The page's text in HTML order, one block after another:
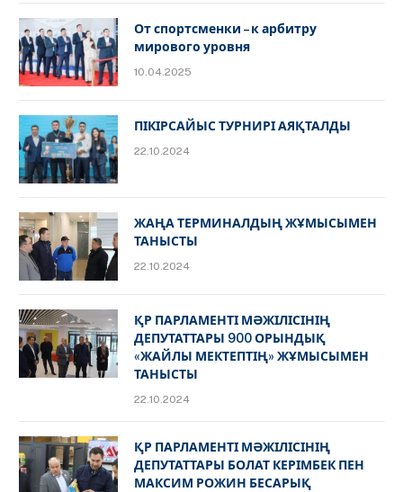
От спортсменки – к арбитру
мирового уровня
10.04.2025
ПІКІРСАЙЫС ТУРНИРІ АЯҚТАЛДЫ
22.10.2024
ЖАҢА ТЕРМИНАЛДЫҢ ЖҰМЫСЫМЕН
ТАНЫСТЫ
22.10.2024
ҚР ПАРЛАМЕНТІ МӘЖІЛІСІНІҢ
ДЕПУТАТТАРЫ 900 ОРЫНДЫҚ
«ЖАЙЛЫ МЕКТЕПТІҢ» ЖҰМЫСЫМЕН
ТАНЫСТЫ
22.10.2024
ҚР ПАРЛАМЕНТІ МӘЖІЛІСІНІҢ
ДЕПУТАТТАРЫ БОЛАТ КЕРІМБЕК ПЕН
МАКСИМ РОЖИН БЕСАРЫҚ